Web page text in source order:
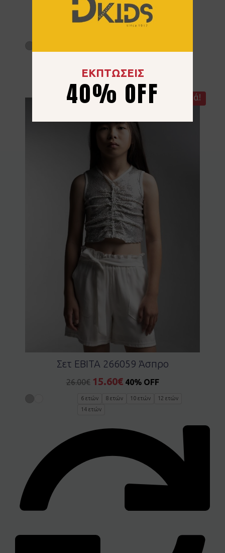
Σετ EBITA 266051 Άσπρο
40% OFF
Προσφορά!
Σετ EBITA 266059 Άσπρο
26.00€ 15.60€ 40% OFF
6 ετών 8 ετών 10 ετών
12 ετών
14 ετών
ΕΚΠΤΩΣΕΙΣ
40% OFF